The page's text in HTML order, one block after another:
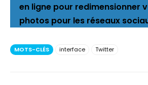
en ligne pour redimensionner
photos pour les réseaux
MOTS-CLÉS interface Twitter